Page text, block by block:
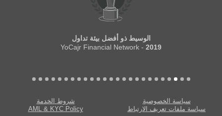
الوسيط ذو أفضل بيئة تداول
2019
- YoCajr Financial Network
سياسة الخصوصية
شروط الخدمة
سياسة ملفات تعريف الارتباط
AML & KYC Policy